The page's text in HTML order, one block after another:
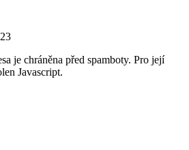
je chráněna před spamboty. Pro její
Javascript.